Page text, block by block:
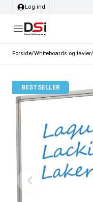
Log ind
Forside/Whiteboards og tavler/
BESTSELLER